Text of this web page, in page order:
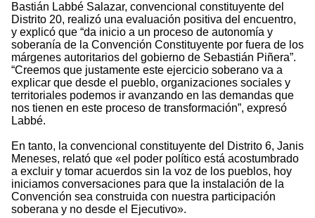
Bastián Labbé Salazar, convencional constituyente del
Distrito 20, realizó una evaluación positiva del encuentro,
y explicó que “da inicio a un proceso de autonomía y
soberanía de la Convención Constituyente por fuera de los
márgenes autoritarios del gobierno de Sebastián Piñera”.
“Creemos que justamente este ejercicio soberano va a
explicar que desde el pueblo, organizaciones sociales y
territoriales podemos ir avanzando en las demandas que
nos tienen en este proceso de transformación”, expresó
Labbé.
En tanto, la convencional constituyente del Distrito 6, Janis
Meneses, relató que «el poder político está acostumbrado
a excluir y tomar acuerdos sin la voz de los pueblos, hoy
iniciamos conversaciones para que la instalación de la
Convención sea construida con nuestra participación
soberana y no desde el Ejecutivo».